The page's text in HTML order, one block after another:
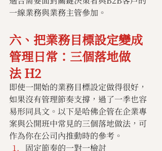
一線業務與業務主管參加。
六、把業務目標設定變成
管理日常：三個落地做
法 H2
即使一開始的業務目標設定做得很好，
如果沒有管理節奏支撐，過了一季也容
易形同具文。以下是哈佛企管在企業專
案與公開班中常見的三個落地做法，可
作為你在公司內推動時的參考。
固定節奏的一對一檢討